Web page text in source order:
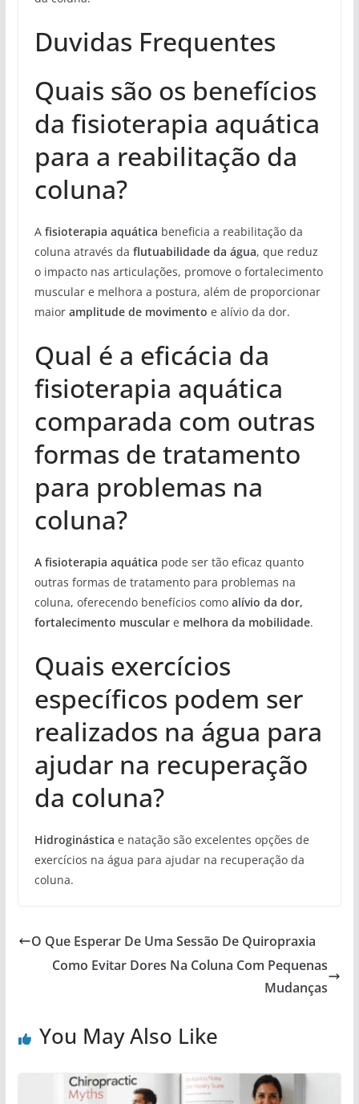
Duvidas Frequentes
Quais são os benefícios
da fisioterapia aquática
para a reabilitação da
coluna?
A fisioterapia aquática beneficia a reabilitação da
coluna através da flutuabilidade da água, que reduz
o impacto nas articulações, promove o fortalecimento
muscular e melhora a postura, além de proporcionar
maior amplitude de movimento e alívio da dor.
Qual é a eficácia da
fisioterapia aquática
comparada com outras
formas de tratamento
para problemas na
coluna?
A fisioterapia aquática pode ser tão eficaz quanto
outras formas de tratamento para problemas na
coluna, oferecendo benefícios como alívio da dor,
fortalecimento musculare melhora da mobilidade.
Quais exercícios
específicos podem ser
realizados na água para
ajudar na recuperação
da coluna?
Hidroginástica e natação são excelentes opções de
exercícios na água para ajudar na recuperação da
coluna.
O Que Esperar De Uma Sessão De Quiropraxia
Como Evitar Dores Na Coluna Com Pequenas
Mudanças
You May Also Like